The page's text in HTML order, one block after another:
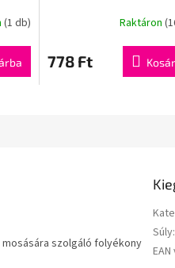
(1 db) Raktáron
778 Ft
szolgáló folyékony
Súly: